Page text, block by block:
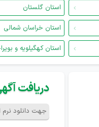
استان گلستان
استان خراسان شمالی
استان کهگیلویه و
دریافت
جهت دانلود نرم